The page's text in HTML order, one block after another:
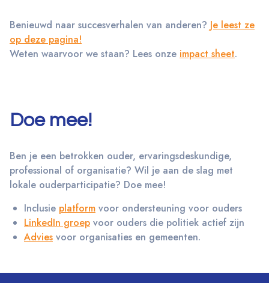
Benieuwd naar succesverhalen van anderen? Je leest ze
op deze pagina!
Weten waarvoor we staan? Lees onze impact sheet.
Doe mee!
Ben je een betrokken ouder, ervaringsdeskundige,
professional of organisatie? Wil je aan de slag met
lokale ouderparticipatie? Doe mee!
Inclusie platform voor ondersteuning voor ouders
LinkedIn groep voor ouders die politiek actief zijn
Advies voor organisaties en gemeenten.